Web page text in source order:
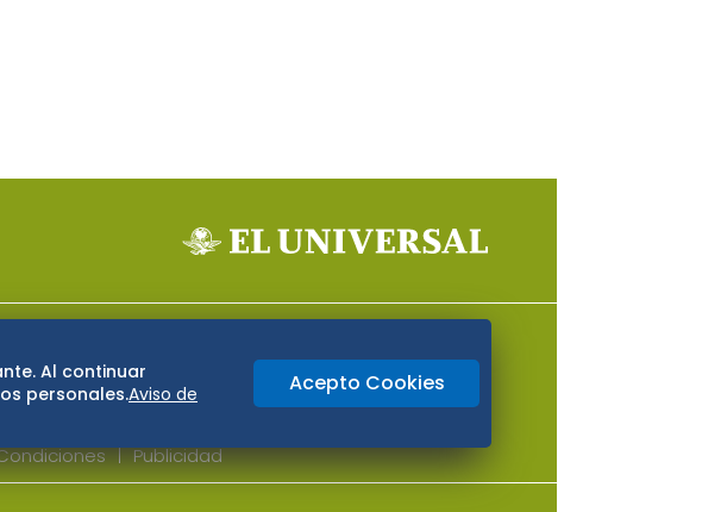
Hidalgo Oaxaca
Publicidad
Al continuar
personales.Aviso de
Acepto Cookies